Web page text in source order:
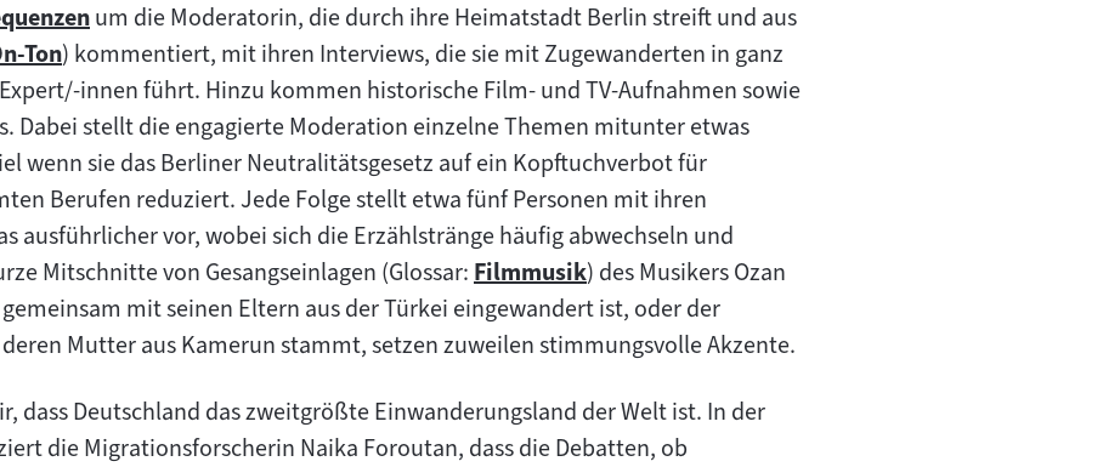
um die Moderatorin, die durch ihre Heimatstadt Berlin streift und aus
Ton) kommentiert, mit ihren Interviews, die sie mit Zugewanderten in ganz
innen führt. Hinzu kommen historische Film- und TV-Aufnahmen sowie
Dabei stellt die engagierte Moderation einzelne Themen mitunter etwas
wenn sie das Berliner Neutralitätsgesetz auf ein Kopftuchverbot für
Berufen reduziert. Jede Folge stellt etwa fünf Personen mit ihren
ausführlicher vor, wobei sich die Erzählstränge häufig abwechseln und
Mitschnitte von Gesangseinlagen (Glossar:Zum
Inhalt:
Filmmusik) des Musikers Ozan
mit seinen Eltern aus der Türkei eingewandert ist, oder der
deren Mutter aus Kamerun stammt, setzen zuweilen stimmungsvolle Akzente.
dass Deutschland das zweitgrößte Einwanderungsland der Welt ist. In der
die Migrationsforscherin Naika Foroutan, dass die Debatten, ob